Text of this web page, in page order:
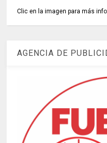
Clic en la imagen para más
AGENCIA DE